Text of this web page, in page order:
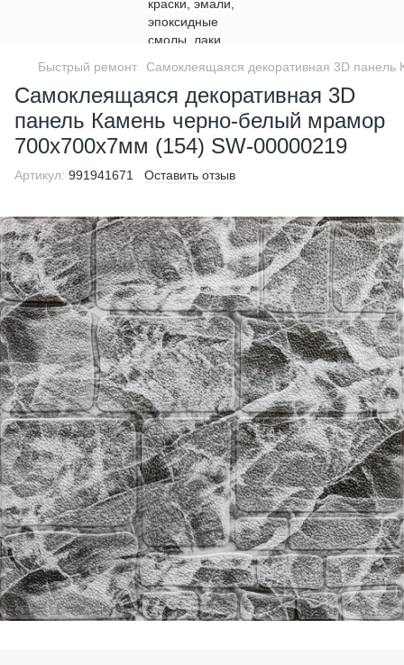
Быстрый ремонт Самоклеящаяся декоративная 3D
Самоклеящаяся декоративная 3D
панель Камень черно-белый мрамор
700х700х7мм (154) SW-00000219
Артикул: 991941671 Оставить отзыв